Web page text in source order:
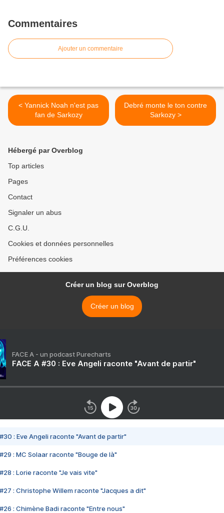
Commentaires
Ajouter un commentaire
< Yannick Noah n'est pas
fan de Sarkozy
Debré monte le ton contre
Sarkozy >
Hébergé par Overblog
Top articles
Pages
Contact
Signaler un abus
C.G.U.
Cookies et données personnelles
Préférences cookies
Créer un blog sur Overblog
Créer un blog
FACE A - un podcast Purecharts
FACE A #30 : Eve Angeli raconte "Avant de partir"
#30 : Eve Angeli raconte "Avant de partir"
#29 : MC Solaar raconte "Bouge de là"
#28 : Lorie raconte "Je vais vite"
#27 : Christophe Willem raconte "Jacques a dit"
#26 : Chimène Badi raconte "Entre nous"